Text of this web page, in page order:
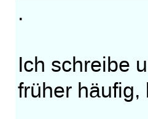
.
Ich schreibe
früher häufig,